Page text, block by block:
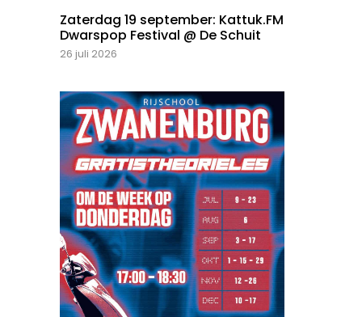
Zaterdag 19 september: Kattuk.FM
Dwarspop Festival @ De Schuit
26 juli 2026